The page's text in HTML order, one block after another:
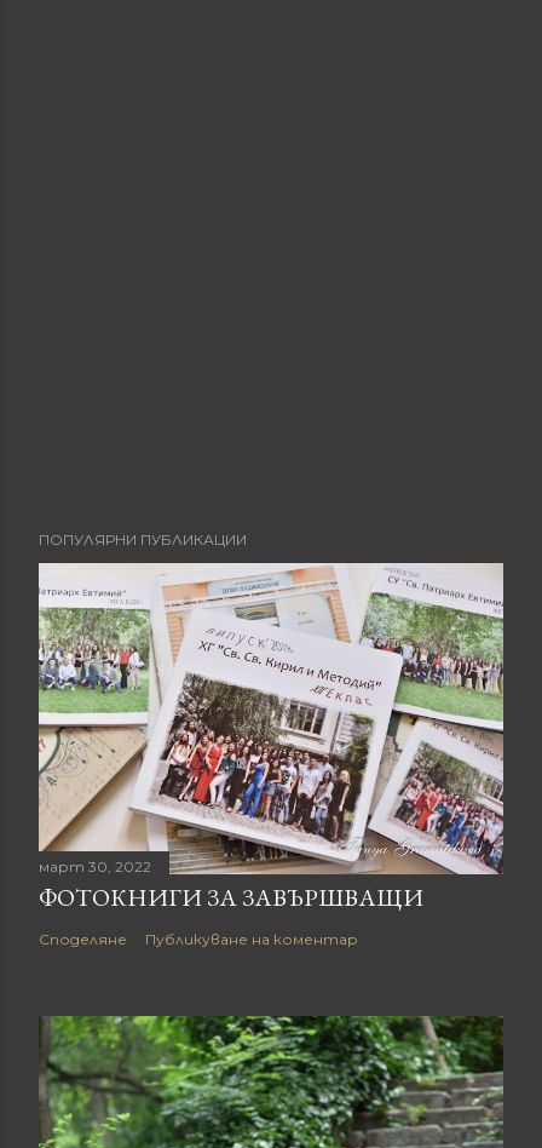
ПОПУЛЯРНИ ПУБЛИКАЦИИ
март 30, 2022
ФОТОКНИГИ ЗА ЗАВЪРШВАЩИ
Споделяне Публикуване на коментар